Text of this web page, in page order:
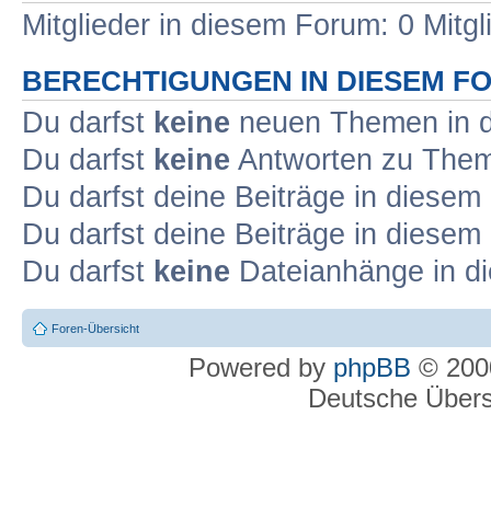
Mitglieder in diesem Forum: 0
BERECHTIGUNGEN IN DIESEM
Du darfst keine neuen Themen in
Du darfst keine Antworten zu
Du darfst deine Beiträge in
Du darfst deine Beiträge in
Du darfst keine Dateianhänge in
Foren-Übersicht
Powered by phpBB ©
Deutsche